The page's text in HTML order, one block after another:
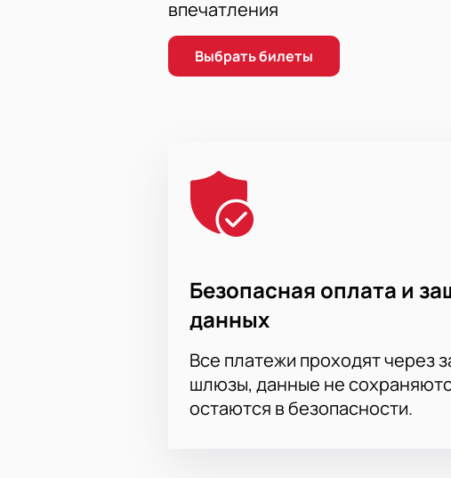
схеме зала, заполните контактные
отправлены на указанный адрес
впечатления
Выбрать билеты
Безопасная оплата и
данных
Все платежи проходят через
шлюзы, данные не
остаются в безопасности.